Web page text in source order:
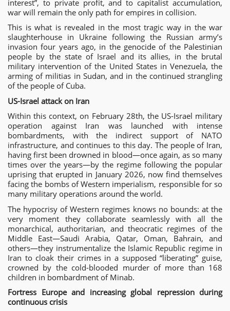
interest”, to private profit, and to capitalist accumulation,
war will remain the only path for empires in collision.
This is what is revealed in the most tragic way in the war
slaughterhouse in Ukraine following the Russian army’s
invasion four years ago, in the genocide of the Palestinian
people by the state of Israel and its allies, in the brutal
military intervention of the United States in Venezuela, the
arming of militias in Sudan, and in the continued strangling
of the people of Cuba.
US-Israel attack on Iran
Within this context, on February 28th, the US-Israel military
operation against Iran was launched with intense
bombardments, with the indirect support of NATO
infrastructure, and continues to this day. The people of Iran,
having first been drowned in blood—once again, as so many
times over the years—by the regime following the popular
uprising that erupted in January 2026, now find themselves
facing the bombs of Western imperialism, responsible for so
many military operations around the world.
The hypocrisy of Western regimes knows no bounds: at the
very moment they collaborate seamlessly with all the
monarchical, authoritarian, and theocratic regimes of the
Middle East—Saudi Arabia, Qatar, Oman, Bahrain, and
others—they instrumentalize the Islamic Republic regime in
Iran to cloak their crimes in a supposed “liberating” guise,
crowned by the cold-blooded murder of more than 168
children in bombardment of Minab.
Fortress Europe and increasing global repression during
continuous crisis